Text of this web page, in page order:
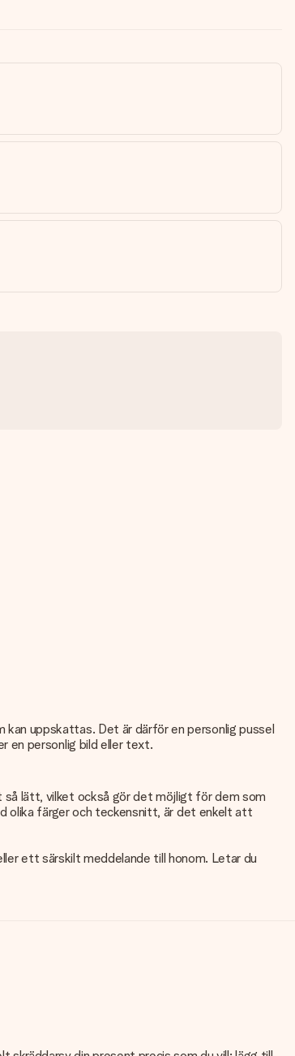
uppskattas. Det är därför en personlig pussel
en personlig bild eller text.
så lätt, vilket också gör det möjligt för dem som
olika färger och teckensnitt, är det enkelt att
ett särskilt meddelande till honom. Letar du